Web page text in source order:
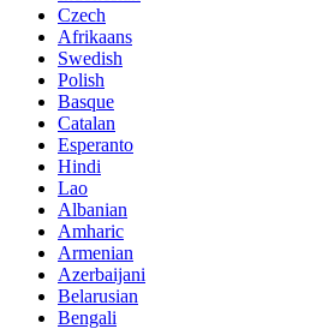
Czech
Afrikaans
Swedish
Polish
Basque
Catalan
Esperanto
Hindi
Lao
Albanian
Amharic
Armenian
Azerbaijani
Belarusian
Bengali